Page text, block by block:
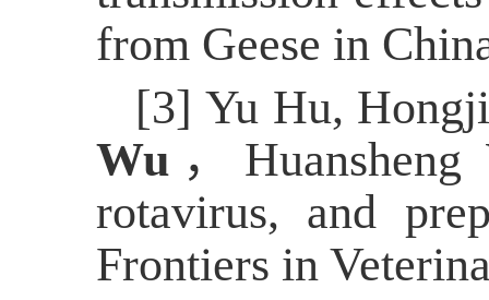
from Geese in
[3]Yu Hu,
Wu ， Huansheng
rotavirus, and
Frontiers in